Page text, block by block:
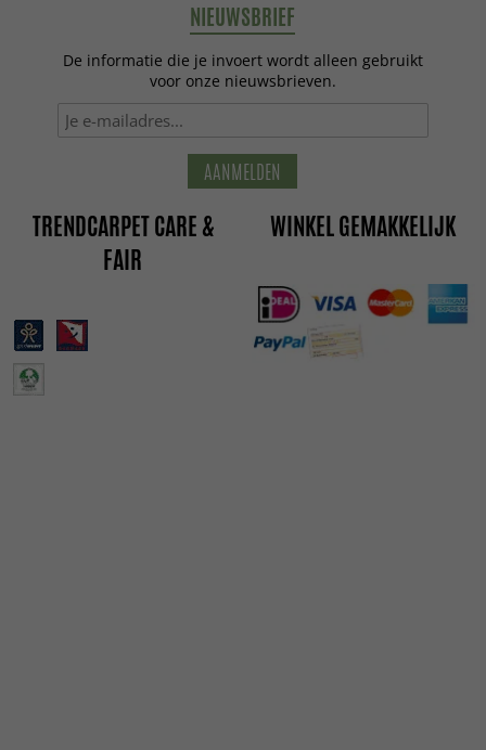
NIEUWSBRIEF
De informatie die je invoert wordt alleen gebruikt
voor onze nieuwsbrieven.
AANMELDEN
TRENDCARPET CARE &
FAIR
WINKEL GEMAKKELIJK